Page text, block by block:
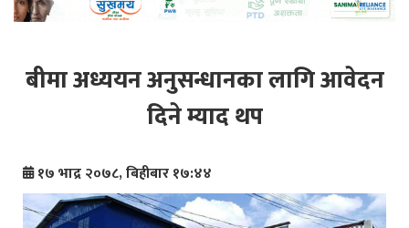
बीमा अध्ययन अनुसन्धानका लागि आवेदन
दिने म्याद थप
१७ भाद्र २०७८, बिहीबार १७:४४